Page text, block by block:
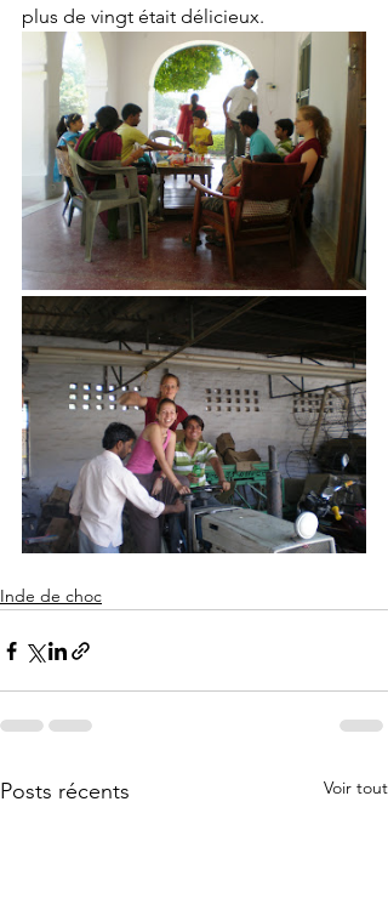
plus de vingt était délicieux.
Inde de choc
Posts récents Voir tout